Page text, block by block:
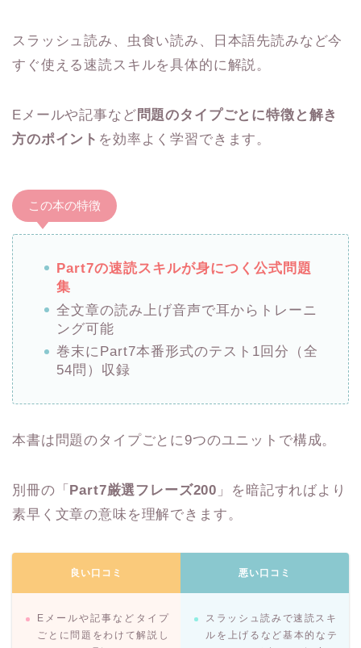
スラッシュ読み、虫食い読み、日本語先読みなど今
すぐ使える速読スキルを具体的に解説。
Eメールや記事など 問題のタイプごとに特徴と解き
方のポイント を効率よく学習できます。
この本の特徴
Part7の速読スキルが身につく公式問題
集
全文章の読み上げ音声で耳からトレーニ
ング可能
巻末にPart7本番形式のテスト1回分（全
54問）収録
本書は問題のタイプごとに9つのユニットで構成。
別冊の「 Part7厳選フレーズ200 」を暗記すればより
素早く文章の意味を理解できます。
良い口コミ
Eメールや記事などタイプ
ごとに問題をわけて解説し
悪い口コミ
スラッシュ読みで速読スキ
ルを上げるなど基本的なテ